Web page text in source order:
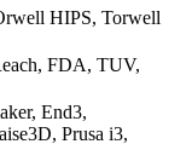
HIPS, Torwell
FDA, TUV,
End3,
Prusa i3,